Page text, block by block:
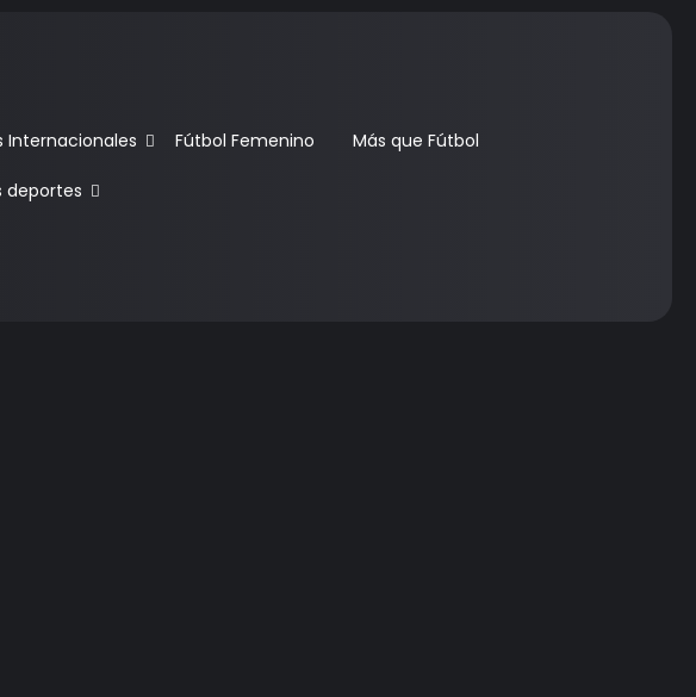
Internacionales Fútbol Femenino Más que Fútbol
deportes